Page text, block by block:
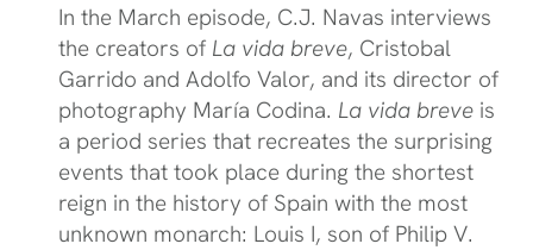
In the March episode, C.J. Navas interviews
the creators of La vida breve, Cristobal
Garrido and Adolfo Valor, and its director of
photography María Codina. La vida breveis
a period series that recreates the surprising
events that took place during the shortest
reign in the history of Spain with the most
unknown monarch: Louis I, son of Philip V.